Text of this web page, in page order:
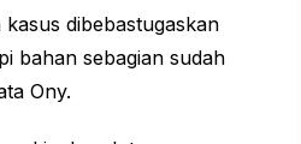
dibebastugaskan
bahan sebagian sudah
Ony.